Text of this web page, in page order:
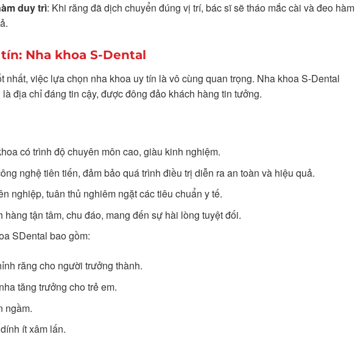
duy trì: Khi răng đã dịch chuyển đúng vị trí, bác sĩ sẽ tháo mắc cài và đeo hàm
Nha khoa S-Dental
việc lựa chọn nha khoa uy tín là vô cùng quan trọng. Nha khoa S-Dental
là địa chỉ đáng tin cậy, được đông đảo khách hàng tin tưởng.
có trình độ chuyên môn cao, giàu kinh nghiệm.
nghệ tiên tiến, đảm bảo quá trình điều trị diễn ra an toàn và hiệu quả.
nghiệp, tuân thủ nghiêm ngặt các tiêu chuẩn y tế.
hàng tận tâm, chu đáo, mang đến sự hài lòng tuyệt đối.
SDental bao gồm:
răng cho người trưởng thành.
tăng trưởng cho trẻ em.
ngầm.
ít xâm lấn.